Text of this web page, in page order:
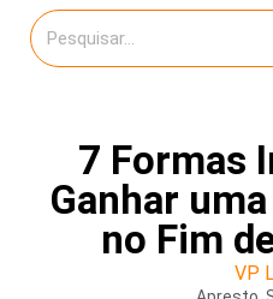
7 Formas
Ganhar
no Fim
VP